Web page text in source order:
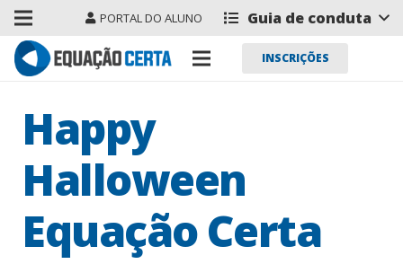
PORTAL DO ALUNO Guia de conduta
INSCRIÇÕES
Happy
Halloween
Equação Certa